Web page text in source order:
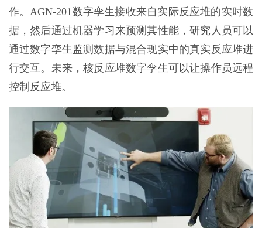
作。AGN-201数字孪生接收来自实际反应堆的实时数
据，然后通过机器学习来预测其性能，研究人员可以
通过数字孪生监测数据与混合现实中的真实反应堆进
行交互。未来，核反应堆数字孪生可以让操作员远程
控制反应堆。